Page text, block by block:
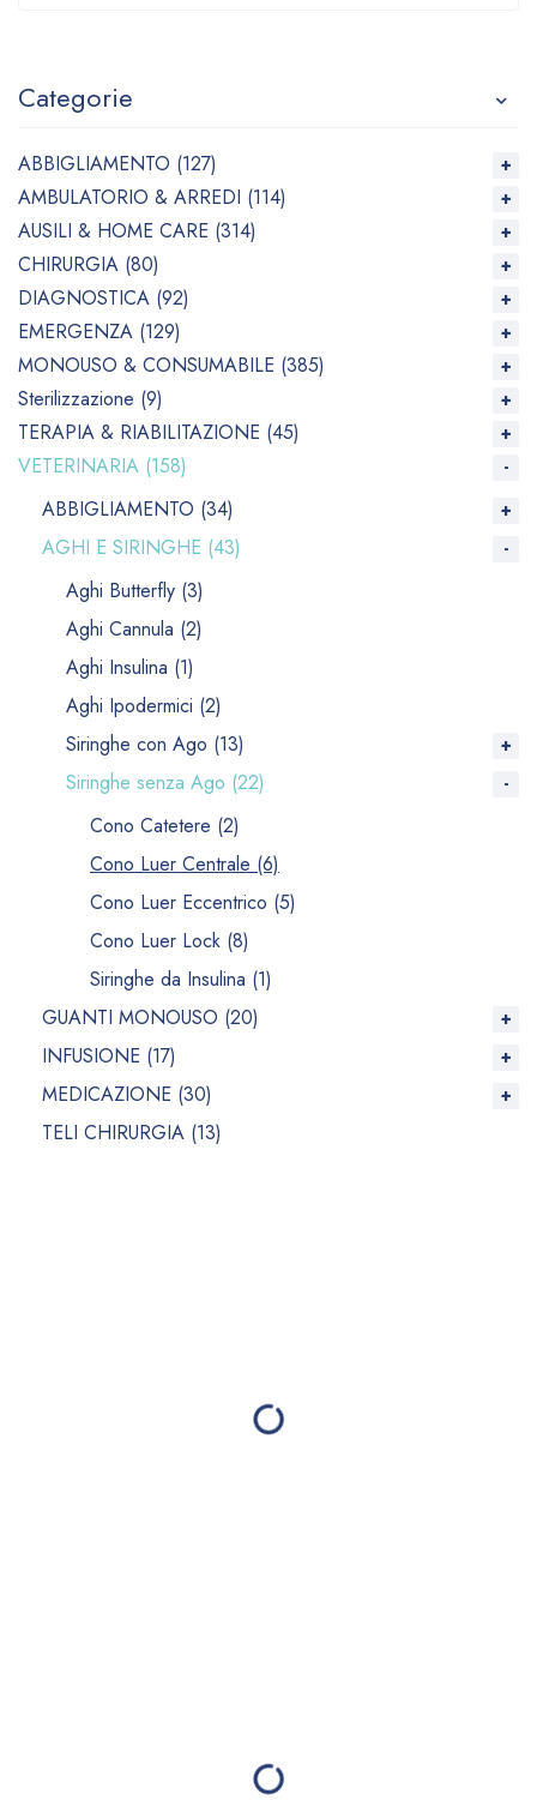
Categorie
ABBIGLIAMENTO (127)
AMBULATORIO & ARREDI (114)
AUSILI & HOME CARE (314)
CHIRURGIA (80)
DIAGNOSTICA (92)
EMERGENZA (129)
MONOUSO & CONSUMABILE (385)
Sterilizzazione (9)
TERAPIA & RIABILITAZIONE (45)
VETERINARIA (158)
ABBIGLIAMENTO (34)
AGHI E SIRINGHE (43)
Aghi Butterfly (3)
Aghi Cannula (2)
Aghi Insulina (1)
Aghi Ipodermici (2)
Siringhe con Ago (13)
Siringhe senza Ago (22)
Cono Catetere (2)
Cono Luer Centrale (6)
Cono Luer Eccentrico (5)
Cono Luer Lock (8)
Siringhe da Insulina (1)
GUANTI MONOUSO (20)
INFUSIONE (17)
MEDICAZIONE (30)
TELI CHIRURGIA (13)